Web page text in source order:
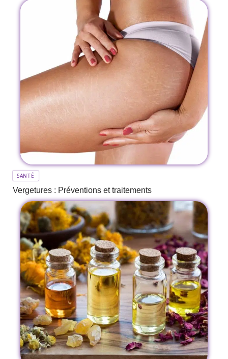
SANTÉ
Vergetures : Préventions et traitements